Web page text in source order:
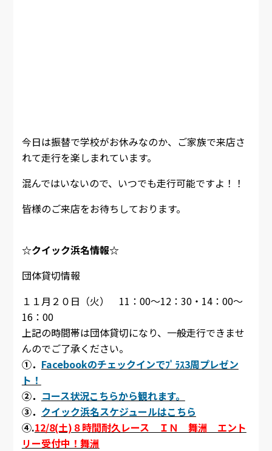
今日は振替で学校がお休みなのか、ご家族で来店さ
れて走行を楽しまれています。
混んではいないので、いつでも走行可能ですよ！！
皆様のご来店をお待ちしております。
☆クイック浜名情報☆
団体貸切情報
１１月２０日（火） 11：00～12：30・14：00～
16：00
上記の時間帯は団体貸切になり、一般走行できませ
んのでご了承ください。
①． Facebookのチェックインでﾌﾟﾗｽ3周プレゼン
ト！
②． コース状況こちらから観れます。
③． クイック浜名スケジュールはこちら
④.12/8(土)８時間耐久レース ＩＮ 舞洲 エント
リー受付中！舞洲